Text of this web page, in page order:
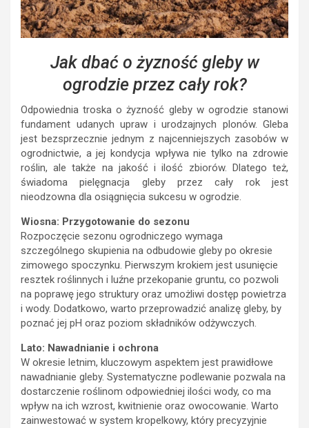
Jak dbać o żyzność gleby w
ogrodzie przez cały rok?
Odpowiednia troska o żyzność gleby w ogrodzie stanowi
fundament udanych upraw i urodzajnych plonów. Gleba
jest bezsprzecznie jednym z najcenniejszych zasobów w
ogrodnictwie, a jej kondycja wpływa nie tylko na zdrowie
roślin, ale także na jakość i ilość zbiorów. Dlatego też,
świadoma pielęgnacja gleby przez cały rok jest
nieodzowna dla osiągnięcia sukcesu w ogrodzie.
Wiosna: Przygotowanie do sezonu
Rozpoczęcie sezonu ogrodniczego wymaga
szczególnego skupienia na odbudowie gleby po okresie
zimowego spoczynku. Pierwszym krokiem jest usunięcie
resztek roślinnych i luźne przekopanie gruntu, co pozwoli
na poprawę jego struktury oraz umożliwi dostęp powietrza
i wody. Dodatkowo, warto przeprowadzić analizę gleby, by
poznać jej pH oraz poziom składników odżywczych.
Lato: Nawadnianie i ochrona
W okresie letnim, kluczowym aspektem jest prawidłowe
nawadnianie gleby. Systematyczne podlewanie pozwala na
dostarczenie roślinom odpowiedniej ilości wody, co ma
wpływ na ich wzrost, kwitnienie oraz owocowanie. Warto
zainwestować w system kropelkowy, który precyzyjnie